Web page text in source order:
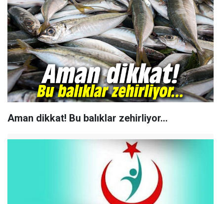
Aman dikkat! Bu balıklar zehirliyor...